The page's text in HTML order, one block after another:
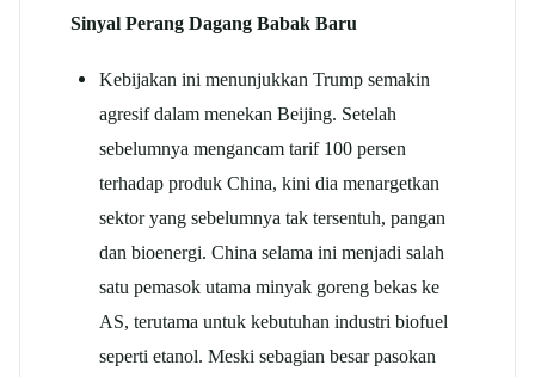
Sinyal Perang Dagang Babak Baru
Kebijakan ini menunjukkan Trump semakin
agresif dalam menekan Beijing. Setelah
sebelumnya mengancam tarif 100 persen
terhadap produk China, kini dia menargetkan
sektor yang sebelumnya tak tersentuh, pangan
dan bioenergi. China selama ini menjadi salah
satu pemasok utama minyak goreng bekas ke
AS, terutama untuk kebutuhan industri biofuel
seperti etanol. Meski sebagian besar pasokan